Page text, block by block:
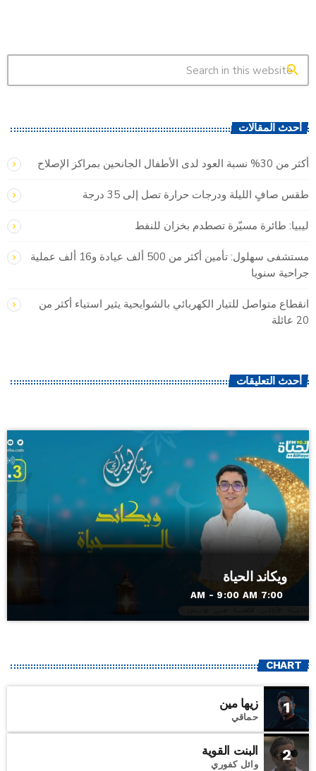
search
أحدث المقالات
أكثر من 30% نسبة العود لدى الأطفال الجانحين بمراكز الإصلاح
طقس صافٍ الليلة ودرجات حرارة تصل إلى 35 درجة
ليبيا: طائرة مسيّرة تصطدم بخزان للنفط
مستشفى سهلول: تأمين أكثر من 500 ألف عيادة و16 ألف عملية
جراحية سنويا
انقطاع متواصل للتيار الكهربائي بالشوايحية يثير استياء أكثر من
20 عائلة
أحدث التعليقات
ويكاند الحياة
7:00 AM - 9:00 AM
CHART
1 زيها مين
حماقي
2 البنت القوية
وائل كفوري